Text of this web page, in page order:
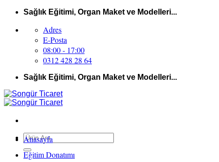
İçeriğeSağlık Eğitimi, Organ Maket ve Modelleri...
Adres
E-Posta
08:00 - 17:00
0312 428 28 64
Sağlık Eğitimi, Organ Maket ve Modelleri...
Ara:
Anasayfa
Eğitim Donatımı